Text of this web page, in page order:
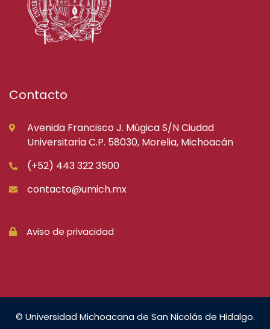
Contacto
Avenida Francisco J. Múgica S/N Ciudad
Universitaria C.P. 58030, Morelia, Michoacán
(+52) 443 322 3500
contacto@umich.mx
Aviso de privacidad
© Universidad Michoacana de San Nicolás de Hidalgo.